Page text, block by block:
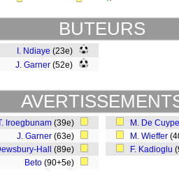
BUTEURS
I. Ndiaye (23e)
J. Garner (52e)
Iroegbunam (39e)
J. Garner (63e)
Hall
(89e)
Beto (90+5e)
M. De
M. Wieffer
F. Kadioglu